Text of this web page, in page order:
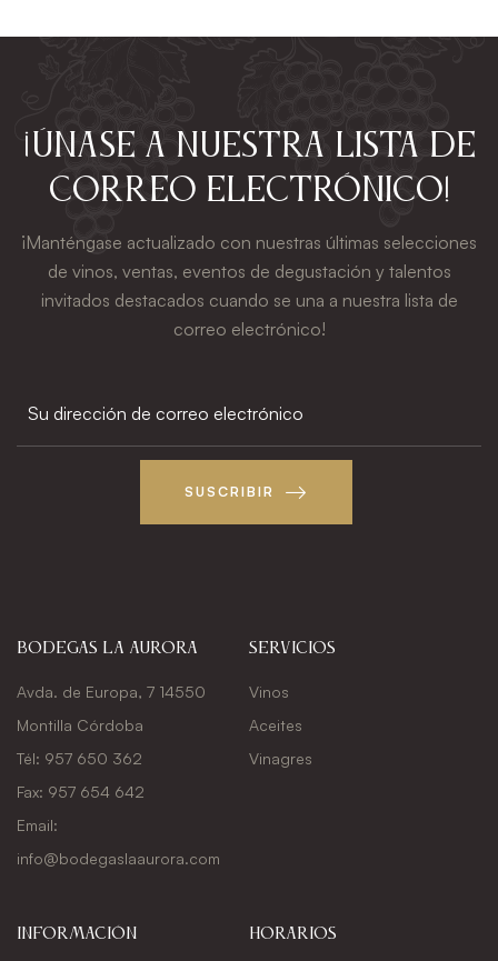
¡Únase a nuestra lista de
correo electrónico!
¡Manténgase actualizado con nuestras últimas selecciones
de vinos, ventas, eventos de degustación y talentos
invitados destacados cuando se una a nuestra lista de
correo electrónico!
SUSCRIBIR
Bodegas La Aurora
Avda. de Europa, 7 14550
Montilla Córdoba
Tél: 957 650 362
Fax: 957 654 642
Email:
info@bodegaslaaurora.com
Servicios
Vinos
Aceites
Vinagres
Información Horarios